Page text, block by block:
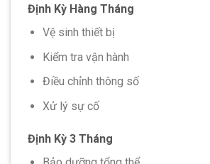
Định Kỳ Hàng Tháng
Vệ sinh thiết bị
Kiểm tra vận hành
Điều chỉnh thông số
Xử lý sự cố
Định Kỳ 3 Tháng